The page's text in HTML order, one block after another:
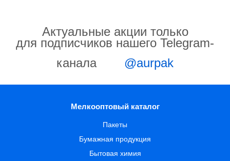
Актуальные акции только
для подписчиков нашего Telegram-
канала
@aurpak
Мелкооптовый каталог
Пакеты
Бумажная продукция
Бытовая химия